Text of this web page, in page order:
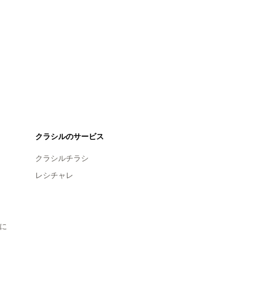
クラシルのサービス
クラシルチラシ
レシチャレ